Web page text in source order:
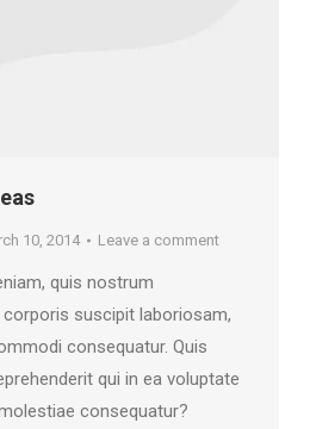
10, 2014 Leave a comment
quis nostrum
suscipit laboriosam,
consequatur. Quis
qui in ea voluptate
consequatur?